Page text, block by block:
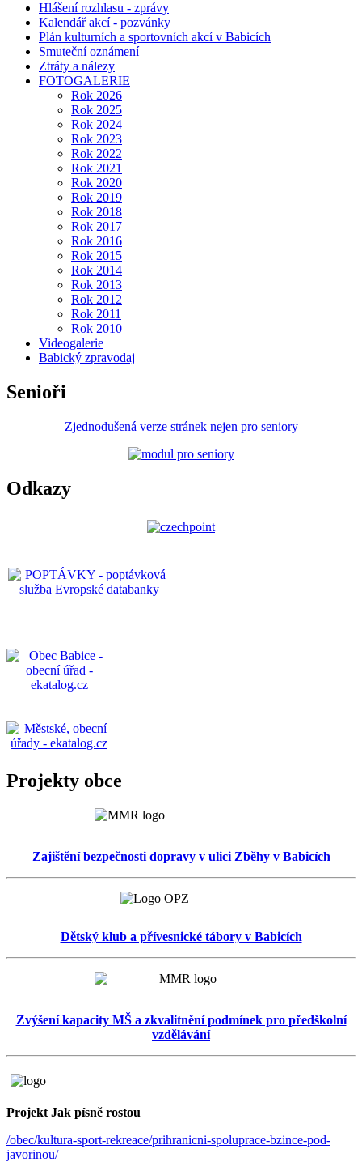
Hlášení rozhlasu - zprávy
Kalendář akcí - pozvánky
Plán kulturních a sportovních akcí v Babicích
Smuteční oznámení
Ztráty a nálezy
FOTOGALERIE
Rok 2026
Rok 2025
Rok 2024
Rok 2023
Rok 2022
Rok 2021
Rok 2020
Rok 2019
Rok 2018
Rok 2017
Rok 2016
Rok 2015
Rok 2014
Rok 2013
Rok 2012
Rok 2011
Rok 2010
Videogalerie
Babický zpravodaj
Senioři
Zjednodušená verze stránek nejen pro seniory
Odkazy
Projekty obce
Zajištění bezpečnosti dopravy v ulici Zběhy v Babicích
Dětský klub a přívesnické tábory v Babicích
Zvýšení kapacity MŠ a zkvalitnění podmínek pro předškolní
vzdělávání
Projekt Jak písně rostou
/obec/kultura-sport-rekreace/prihranicni-spoluprace-bzince-pod-
javorinou/